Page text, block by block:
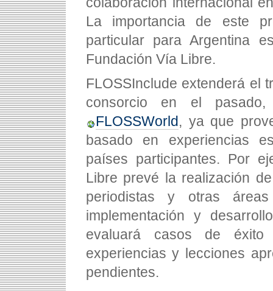
La importancia de este
particular para Argentina
Fundación Vía Libre.
FLOSSInclude extenderá el
consorcio en el
FLOSSWorld, ya que
basado en experiencias
países participantes. Por
Libre prevé la realización
periodistas y otras
implementación y
evaluará casos de
experiencias y lecciones
pendientes.